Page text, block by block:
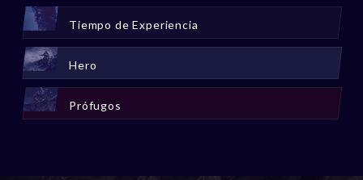
Tiempo de Experiencia
Hero
Prófugos